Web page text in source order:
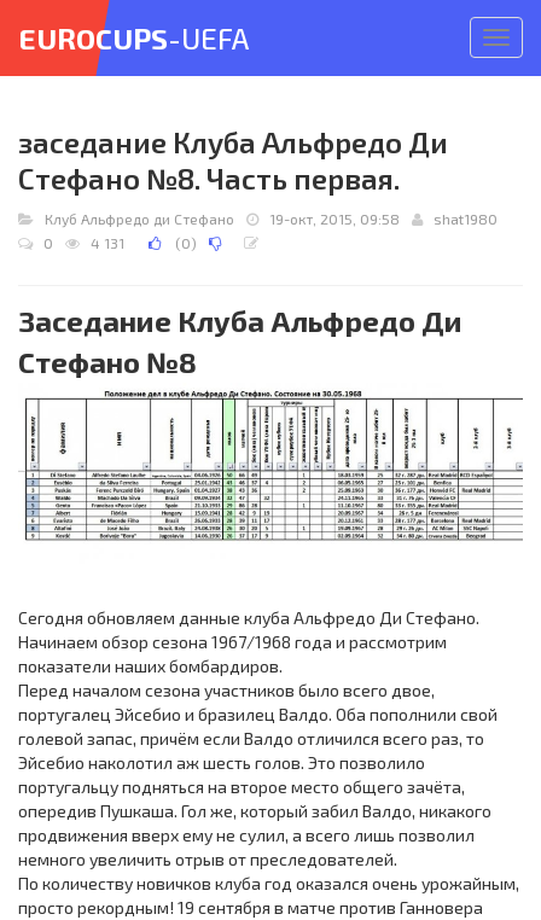
меню
EUROCUPS-UEFA
заседание Клуба Альфредо Ди
Стефано №8. Часть первая.
Клуб Альфредо ди Стефано 19-окт, 2015, 09:58
shat1980
0
4 131 (0)
Заседание Клуба Альфредо Ди
Стефано №8
Сегодня обновляем данные клуба Альфредо Ди Стефано.
Начинаем обзор сезона 1967/1968 года и рассмотрим
показатели наших бомбардиров.
Перед началом сезона участников было всего двое,
португалец Эйсебио и бразилец Валдо. Оба пополнили свой
голевой запас, причём если Валдо отличился всего раз, то
Эйсебио наколотил аж шесть голов. Это позволило
португальцу подняться на второе место общего зачёта,
опередив Пушкаша. Гол же, который забил Валдо, никакого
продвижения вверх ему не сулил, а всего лишь позволил
немного увеличить отрыв от преследователей.
По количеству новичков клуба год оказался очень урожайным,
просто рекордным! 19 сентября в матче против Ганновера